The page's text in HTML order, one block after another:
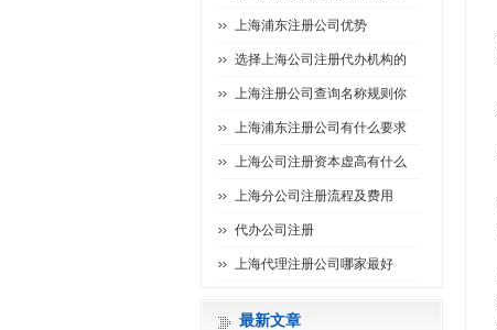
上海浦东注册公司优势
选择上海公司注册代办机构的
上海注册公司查询名称规则你
上海浦东注册公司有什么要求
上海公司注册资本虚高有什么
上海分公司注册流程及费用
代办公司注册
上海代理注册公司哪家最好
最新文章